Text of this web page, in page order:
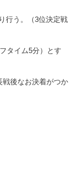
行う。（3位決定戦
タイム5分）とす
戦後なお決着がつか